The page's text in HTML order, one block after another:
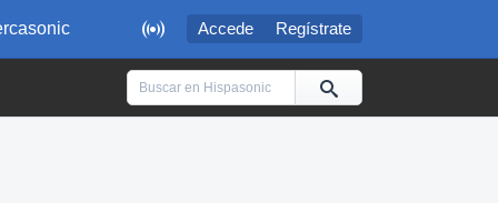
 Accede Regístrate